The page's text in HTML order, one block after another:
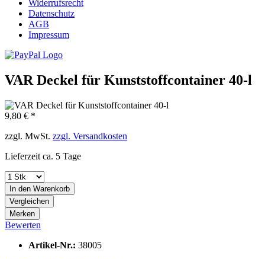
Widerrufsrecht
Datenschutz
AGB
Impressum
VAR Deckel für Kunststoffcontainer 40-l
9,80 € *
zzgl. MwSt. zzgl. Versandkosten
Lieferzeit ca. 5 Tage
In den Warenkorb
Vergleichen
Merken
Bewerten
Artikel-Nr.: 38005